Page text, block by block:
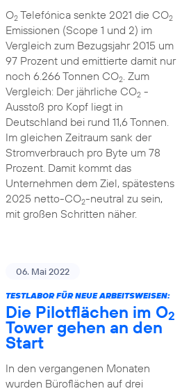
O2Telefónica senkte 2021 die CO2
Emissionen (Scope 1 und 2) im
Vergleich zum Bezugsjahr 2015 um
97 Prozent und emittierte damit nur
noch 6.266 Tonnen CO2. Zum
Vergleich: Der jährliche CO2-
Ausstoß pro Kopf liegt in
Deutschland bei rund 11,6 Tonnen.
Im gleichen Zeitraum sank der
Stromverbrauch pro Byte um 78
Prozent. Damit kommt das
Unternehmen dem Ziel, spätestens
2025 netto-CO2-neutral zu sein,
mit großen Schritten näher.
06. Mai 2022
TESTLABOR FÜR NEUE ARBEITSWEISEN:
Die Pilotflächen im O2
Tower gehen an den
Start
In den vergangenen Monaten
wurden Büroflächen auf drei